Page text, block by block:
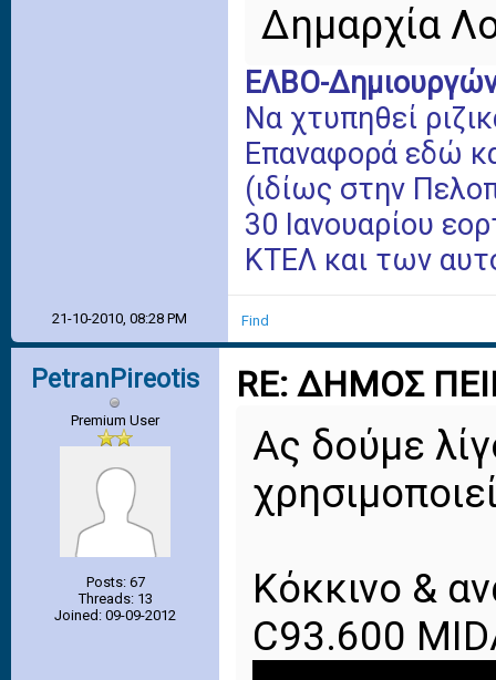
Δημαρχία
ΕΛΒΟ-
Να χτυπηθεί
Επαναφορά εδώ
(ιδίως στην
30 Ιανουαρίου
ΚΤΕΛ και των
21-10-2010, 08:28 PM Find
PetranPireotis
Premium User
Posts: 67
Threads: 13
Joined: 09-09-2012
RE: ΔΗΜΟΣ
Ας δούμε
Κόκκινο &
C93.600